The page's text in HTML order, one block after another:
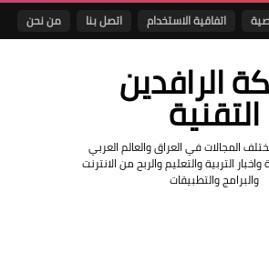
اتفاقية الاستخدام اتصل بنا من نحن
الرافدين
التقنية
المجالات في العراق والعالم العربي
واخبار التربية والتعليم والربح من الانترنت
والبرامج والتطبيقات